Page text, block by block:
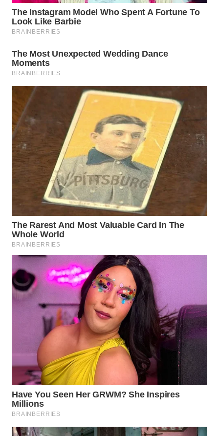
CIANJUR
WN
SERIBU
WN
TANGERANG
WN
BINJAI
WN
CIREBON
WN
INDRAMAYU
WN
KUNINGAN
WN
MAJALENGKA
WN
SUBANG
SUKABUMI
WN
PURWAKARTA
WN
PRIANGAN